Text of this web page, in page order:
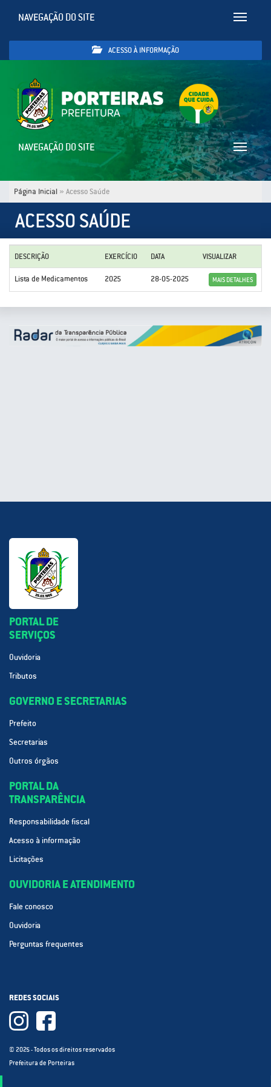
Toggle
NAVEGAÇÃO DO SITE
ACESSO À INFORMAÇÃO
Toggle
NAVEGAÇÃO DO SITE
Página Inicial » Acesso Saúde
ACESSO SAÚDE
DESCRIÇÃO EXERCÍCIO DATA VISUALIZAR
Lista de Medicamentos 2025 28-05-2025 MAIS DETALHES
PORTAL DE
SERVIÇOS
Ouvidoria
Tributos
GOVERNO E SECRETARIAS
Prefeito
Secretarias
Outros órgãos
PORTAL DA
TRANSPARÊNCIA
Responsabilidade fiscal
Acesso à informação
Licitações
OUVIDORIA E ATENDIMENTO
Fale conosco
Ouvidoria
Perguntas frequentes
REDES SOCIAIS
© 2025 - Todos os direitos reservados
Prefeitura de Porteiras